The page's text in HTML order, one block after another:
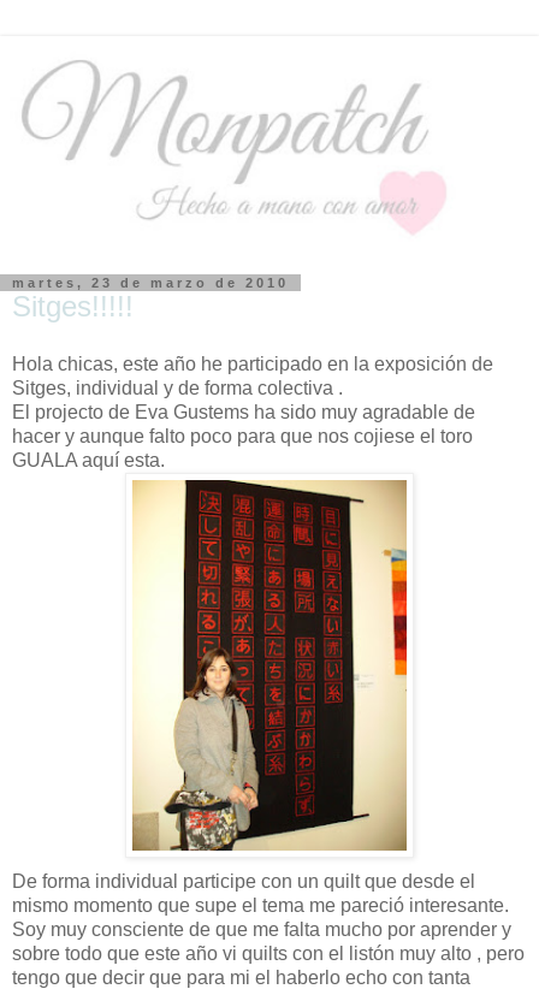
martes, 23 de marzo de 2010
Sitges!!!!!
Hola chicas, este año he participado en la exposición de
Sitges, individual y de forma colectiva .
El projecto de Eva Gustems ha sido muy agradable de
hacer y aunque falto poco para que nos cojiese el toro
GUALA aquí esta.
De forma individual participe con un quilt que desde el
mismo momento que supe el tema me pareció interesante.
Soy muy consciente de que me falta mucho por aprender y
sobre todo que este año vi quilts con el listón muy alto , pero
tengo que decir que para mi el haberlo echo con tanta